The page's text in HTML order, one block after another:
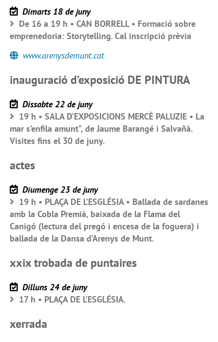
Dimarts 18 de juny
De 16 a 19 h • CAN BORRELL • Formació sobre
emprenedoria: Storytelling. Cal inscripció prèvia
www.arenysdemunt.cat
inauguració d’exposició DE PINTURA
Dissabte 22 de juny
19 h • SALA D’EXPOSICIONS MERCÈ PALUZIE • La
mar s’enfila amunt”, de Jaume Barangé i Salvañà.
Visites fins el 30 de juny.
actes
Diumenge 23 de juny
19 h • PLAÇA DE L’ESGLÉSIA • Ballada de sardanes
amb la Cobla Premià, baixada de la Flama del
Canigó (lectura del pregó i encesa de la foguera) i
ballada de la Dansa d’Arenys de Munt.
xxix trobada de puntaires
Dilluns 24 de juny
17 h • PLAÇA DE L’ESGLÉSIA.
xerrada